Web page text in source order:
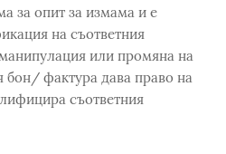
за опит за измама и е
на съответния
или промяна на
бон/ фактура дава право на
съответния